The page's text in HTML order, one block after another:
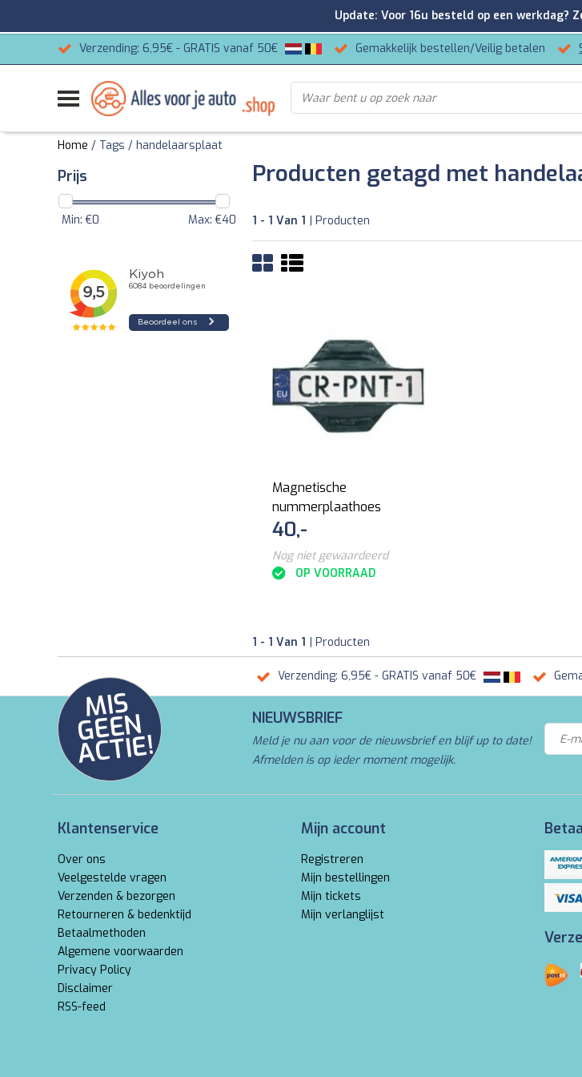
Verzending: 6,95€ - GRATIS vanaf 50€ Gemakkelijk bestellen/Veilig betalen
Home / Tags / handelaarsplaat
Prijs
Min: €0 Max: €40
Producten getagd met
1 - 1 Van 1 | Producten
Magnetische
nummerplaathoes
40,-
Nog niet gewaardeerd
OP VOORRAAD
1 - 1 Van 1 | Producten
Verzending: 6,95€ - GRATIS vanaf 50€
MI
S
G
E
E
N
A
C
TI
E!
NIEUWSBRIEF
Meld je nu aan voor de nieuwsbrief en blijf up to date!
Afmelden is op ieder moment mogelijk.
Klantenservice
Over ons
Veelgestelde vragen
Verzenden & bezorgen
Retourneren & bedenktijd
Betaalmethoden
Algemene voorwaarden
Privacy Policy
Disclaimer
RSS-feed
Mijn account
Registreren
Mijn bestellingen
Mijn tickets
Mijn verlanglijst
Update: Voor 16u besteld op een werkdag?